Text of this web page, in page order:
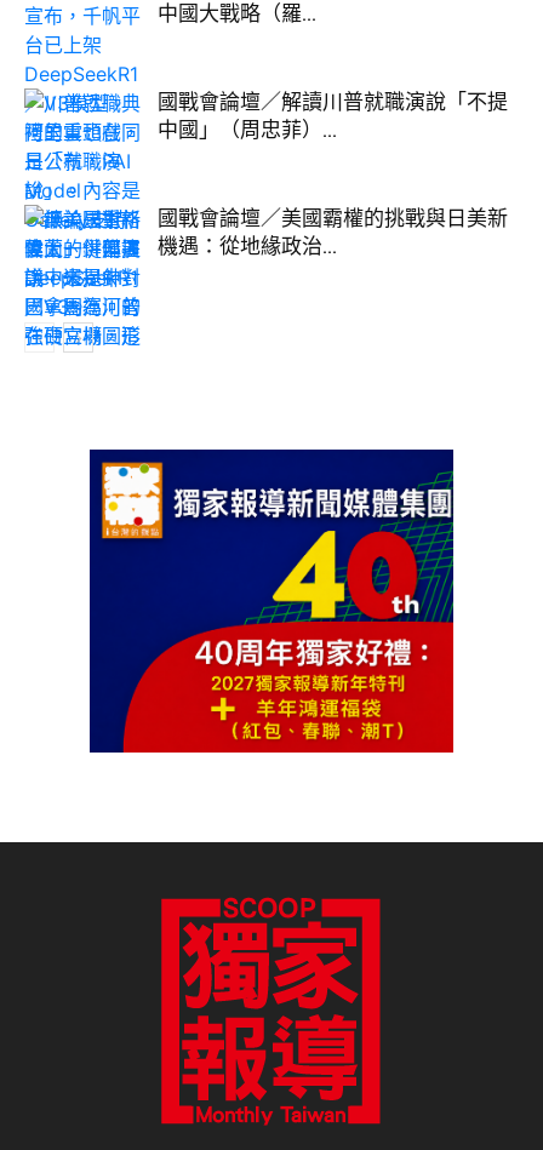
中國大戰略（羅...
國戰會論壇／解讀川普就職演說「不提
中國」（周忠菲）...
國戰會論壇／美國霸權的挑戰與日美新
機遇：從地緣政治...